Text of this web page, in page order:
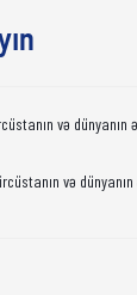
və dünyanın
və